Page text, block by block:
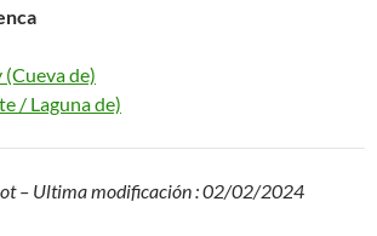
de)
/ Laguna de)
– Ultima modificación : 02/02/2024